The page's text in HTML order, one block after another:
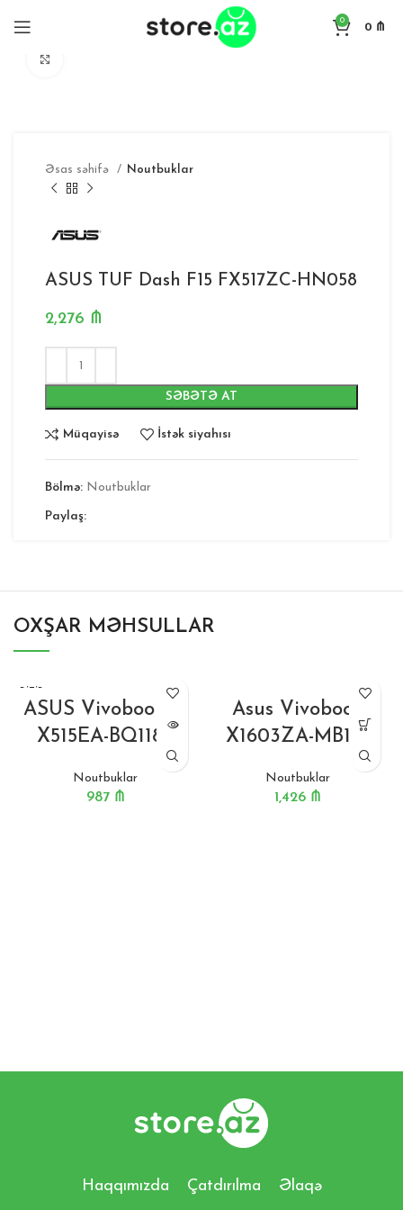
0
0 ₼
Əsas səhifə Noutbuklar
ASUS TUF Dash F15 FX517ZC-HN058
2,276 ₼
SƏBƏTƏ AT
Müqayisə İstək siyahısı
Bölmə: Noutbuklar
Paylaş:
OXŞAR MƏHSULLAR
ASUS Vivobook 15
X515EA-BQ1189
Noutbuklar
987 ₼
Asus Vivobook
X1603ZA-MB110
Noutbuklar
1,426 ₼
Haqqımızda Çatdırılma Əlaqə